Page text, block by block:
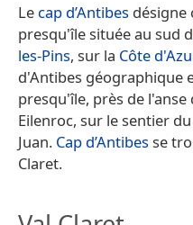
Le cap d’Antibes désigne
presqu'île située au sud
les-Pins, sur la Côte
d'Antibes géographique
presqu'île, près de
Eilenroc, sur le sentier
Juan. Cap d’Antibesse
Claret.